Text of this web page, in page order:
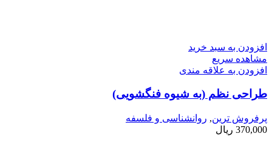
افزودن به سبد خرید
مشاهده سریع
افزودن به علاقه مندی
طراحی نظم (به شیوه فنگ­شویی)
پرفروش ترین, روانشناسی و فلسفه
370,000 ریال